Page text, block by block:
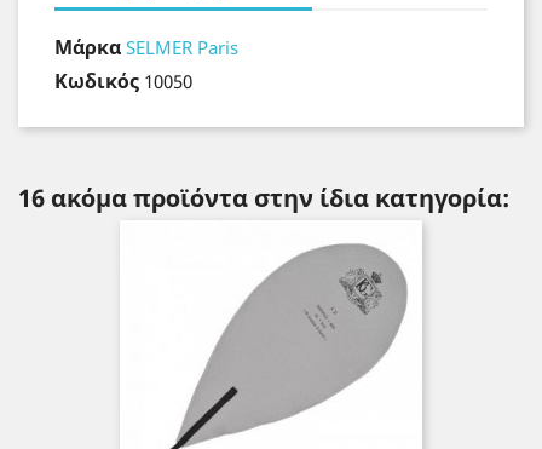
Μάρκα SELMER Paris
Κωδικός 10050
16 ακόμα προϊόντα στην ίδια κατηγορία: